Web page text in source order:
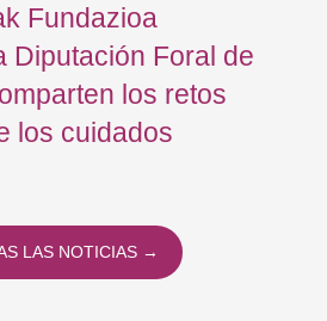
Fundazioa
Diputación Foral de
los retos
los cuidados
LAS NOTICIAS →